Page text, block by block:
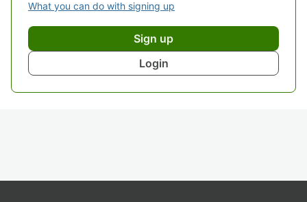
What you can do with signing up
Sign up
Login